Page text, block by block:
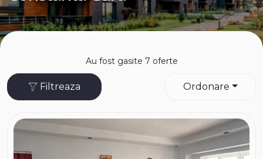
Au fost gasite 7 oferte
Ordonare
Filtreaza